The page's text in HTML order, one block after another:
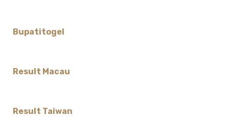
Bupatitogel
Result Macau
Result Taiwan